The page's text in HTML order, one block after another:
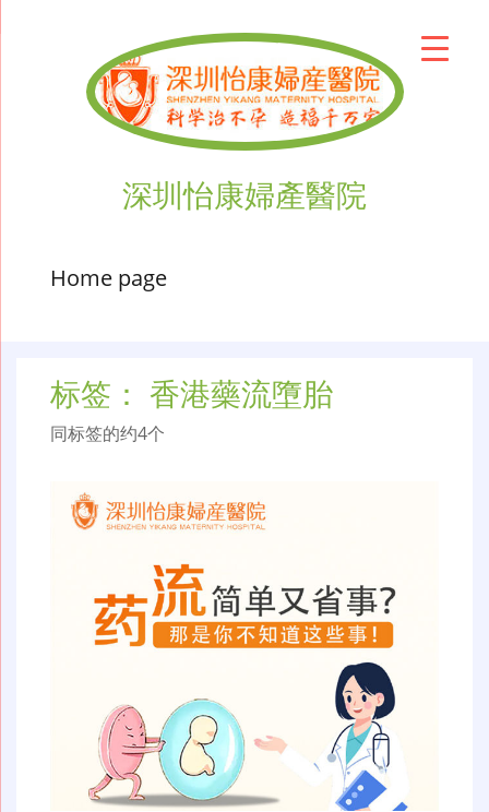
深圳怡康婦產醫院
Home page
标签： 香港藥流墮胎
同标签的约4个